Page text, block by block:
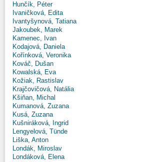
Hunčík, Péter
Ivaničková, Edita
Ivantyšynová, Tatiana
Jakoubek, Marek
Kamenec, Ivan
Kodajová, Daniela
Kořínková, Veronika
Kováč, Dušan
Kowalská, Eva
Kožiak, Rastislav
Krajčovičová, Natália
Kšiňan, Michal
Kumanová, Zuzana
Kusá, Zuzana
Kušniráková, Ingrid
Lengyelová, Tünde
Liška, Anton
Londák, Miroslav
Londáková, Elena